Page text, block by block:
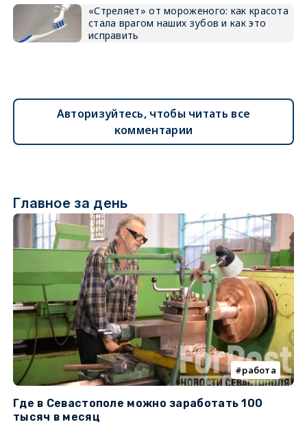
«Стреляет» от мороженого: как красота
стала врагом наших зубов и как это
исправить
Авторизуйтесь, чтобы читать все
комментарии
Главное за день
работа
Где в Севастополе можно заработать 100
тысяч в месяц